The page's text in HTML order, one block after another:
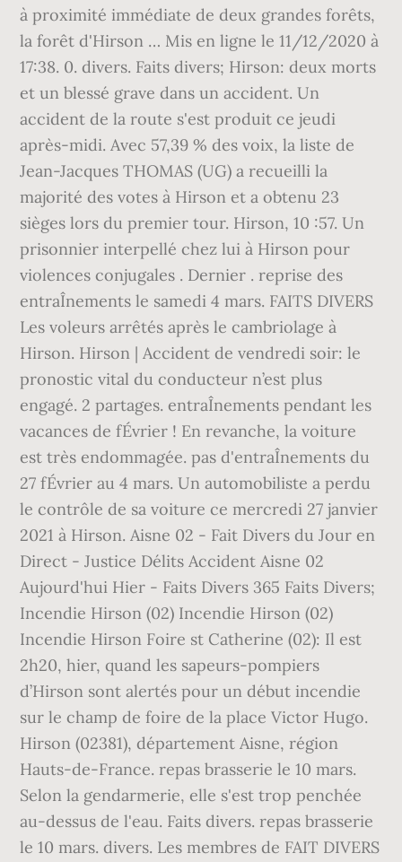
à proximité immédiate de deux grandes forêts,
la forêt d'Hirson … Mis en ligne le 11/12/2020 à
17:38. 0. divers. Faits divers; Hirson: deux morts
et un blessé grave dans un accident. Un
accident de la route s'est produit ce jeudi
après-midi. Avec 57,39 % des voix, la liste de
Jean-Jacques THOMAS (UG) a recueilli la
majorité des votes à Hirson et a obtenu 23
sièges lors du premier tour. Hirson, 10 :57. Un
prisonnier interpellé chez lui à Hirson pour
violences conjugales . Dernier . reprise des
entraÎnements le samedi 4 mars. FAITS DIVERS
Les voleurs arrêtés après le cambriolage à
Hirson. Hirson | Accident de vendredi soir: le
pronostic vital du conducteur n’est plus
engagé. 2 partages. entraÎnements pendant les
vacances de fÉvrier ! En revanche, la voiture
est très endommagée. pas d'entraÎnements du
27 fÉvrier au 4 mars. Un automobiliste a perdu
le contrôle de sa voiture ce mercredi 27 janvier
2021 à Hirson. Aisne 02 - Fait Divers du Jour en
Direct - Justice Délits Accident Aisne 02
Aujourd'hui Hier - Faits Divers 365 Faits Divers;
Incendie Hirson (02) Incendie Hirson (02)
Incendie Hirson Foire st Catherine (02): Il est
2h20, hier, quand les sapeurs-pompiers
d’Hirson sont alertés pour un début incendie
sur le champ de foire de la place Victor Hugo.
Hirson (02381), département Aisne, région
Hauts-de-France. repas brasserie le 10 mars.
Selon la gendarmerie, elle s'est trop penchée
au-dessus de l'eau. Faits divers. repas brasserie
le 10 mars. divers. Les membres de FAIT DIVERS